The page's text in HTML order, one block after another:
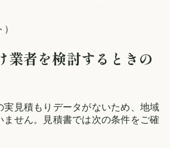
業者を検討するときの
実見積もりデータがないため、地域
ません。見積書では次の条件をご確